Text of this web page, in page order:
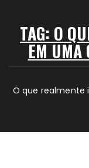
TAG: O
EM UMA
O que realmente